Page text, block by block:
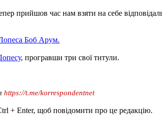
прийшов час нам взяти на себе
Боб Арум.
, програвши три свої титули.
https://t.me/korrespondentnet
+ Enter, щоб повідомити про це редакцію.